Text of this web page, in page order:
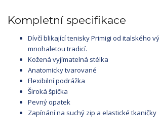
Kompletní specifikace
Dívčí blikající tenisky Primigi od italského
mnohaletou tradicí.
Kožená vyjímatelná stélka
Anatomicky tvarované
Flexibilní podrážka
Široká špička
Pevný opatek
Zapínání na suchý zip a elastické tkaničky